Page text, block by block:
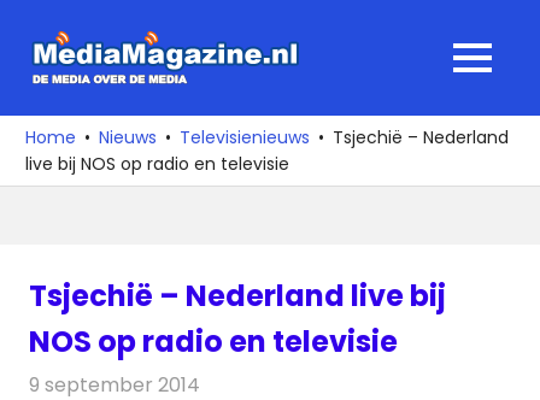
naar
media
over
de
MENU
Home Nieuws Televisienieuws
Tsjechië – Nederland
live bij NOS op radio en televisie
Tsjechië – Nederland live bij
NOS op radio en televisie
9 september 2014